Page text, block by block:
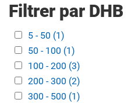
Filtrer par DHB
Apply 5 - 50 filter
5 - 50 (1)
Apply 50 - 100 filter
50 - 100 (1)
Apply 100 - 200 filter
100 - 200 (3)
Apply 200 - 300 filter
200 - 300 (2)
Apply 300 - 500 filter
300 - 500 (1)